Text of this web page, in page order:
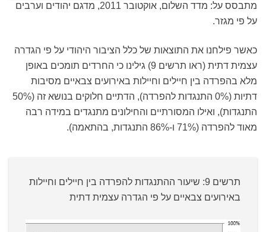
מתבסס על: מדד השלום, אוקטובר 2011, מדגם יהודים וערבים
על פי מגזר.
כאשר פילחנו את התוצאות של כלל הציבור היהודי על פי הגדרה
עצמית דתית (ראו תרשים 9) גילינו כי החרדים תומכים באופן
מלא בהפרדה בין חיילים וחיילות באירועים צבאיים מסיבות
דתיות (0% התנגדות להפרדה), הדתיים חלוקים בנושא זה (50%
התנגדות), ואילו המסורתיים והחילונים מתנגדים במידה רבה
מאוד להפרדה (71% ו-86% התנגדות, בהתאמה).
תרשים 9: שיעור ההתנגדות להפרדה בין חיילים וחיילות
באירועים צבאיים על פי הגדרה עצמית דתית